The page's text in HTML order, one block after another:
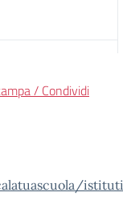
/ Condividi